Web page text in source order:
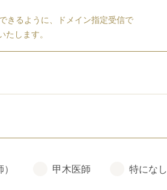
きるように、ドメイン指定受信で
たします。
甲木医師 特になし